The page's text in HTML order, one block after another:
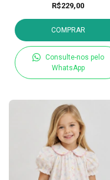
R$229,00
COMPRAR
Consulte-nos pelo
WhatsApp